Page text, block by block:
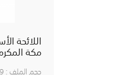
اللائحة
مكة المكرمة
حجم الملف : 574.9 كيلوبايت